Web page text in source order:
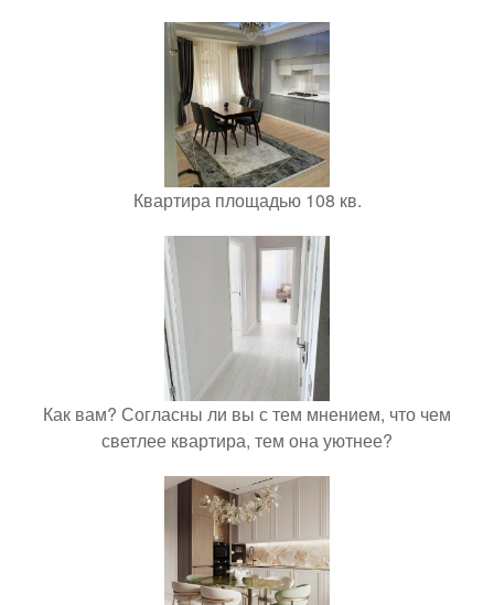
Квартира площадью 108 кв.
Как вам? Согласны ли вы с тем мнением, что чем
светлее квартира, тем она уютнее?